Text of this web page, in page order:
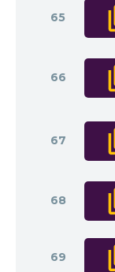
65
66
67
68
69